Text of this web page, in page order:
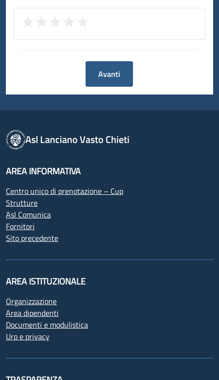
Avanti
Asl Lanciano Vasto Chieti
AREA INFORMATIVA
Centro unico di prenotazione – Cup
Strutture
Asl Comunica
Fornitori
Sito precedente
AREA ISTITUZIONALE
Organizzazione
Area dipendenti
Documenti e modulistica
Urp e privacy